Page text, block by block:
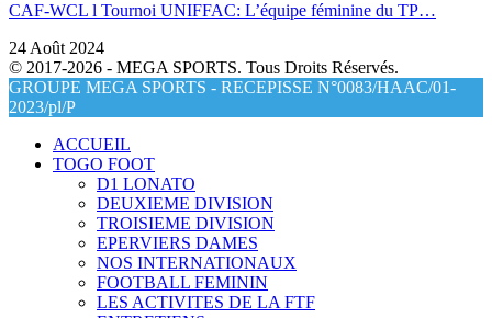
CAF-WCL l Tournoi UNIFFAC: L’équipe féminine du TP…
24 Août 2024
© 2017-2026 - MEGA SPORTS. Tous Droits Réservés.
GROUPE MEGA SPORTS - RECEPISSE N°0083/HAAC/01-
2023/pl/P
ACCUEIL
TOGO FOOT
D1 LONATO
DEUXIEME DIVISION
TROISIEME DIVISION
EPERVIERS DAMES
NOS INTERNATIONAUX
FOOTBALL FEMININ
LES ACTIVITES DE LA FTF